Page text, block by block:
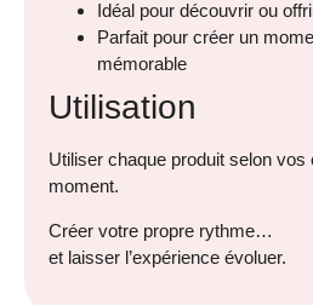
Idéal pour découvrir ou
Parfait pour créer un
mémorable
Utilisation
Utiliser chaque produit selon vos
moment.
Créer votre propre rythme…
et laisser l’expérience évoluer.